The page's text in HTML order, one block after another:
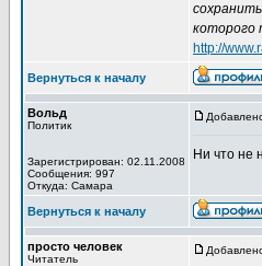
которого
http://
Вернуться к началу
Вольд
Политик
Зарегистрирован: 02.11.2008
Сообщения: 997
Откуда: Самара
Ни что не
Вернуться к началу
просто человек
Читатель